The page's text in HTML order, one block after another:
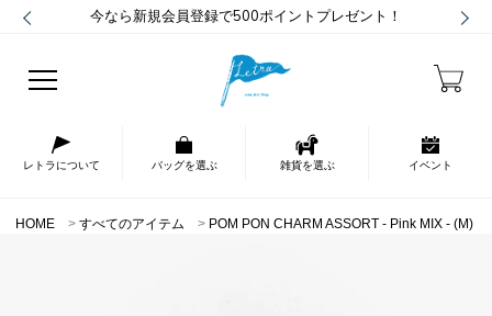
今なら新規会員登録で500ポイントプレゼント！
レトラについて バッグを選ぶ 雑貨を選ぶ イベント
HOME すべてのアイテム POM PON CHARM ASSORT - Pink MIX - (M)